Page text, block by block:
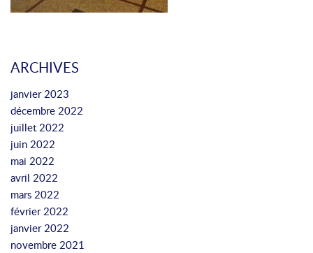
ARCHIVES
janvier 2023
décembre 2022
juillet 2022
juin 2022
mai 2022
avril 2022
mars 2022
février 2022
janvier 2022
novembre 2021